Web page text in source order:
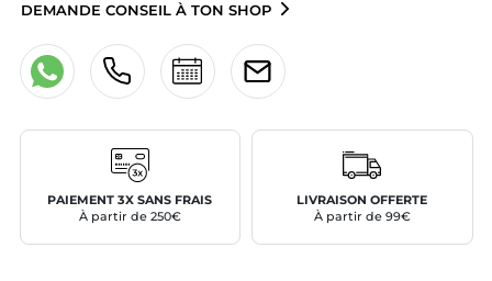
DEMANDE CONSEIL À TON SHOP
PAIEMENT 3X SANS FRAIS
À partir de 250€
LIVRAISON OFFERTE
À partir de 99€